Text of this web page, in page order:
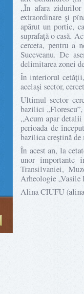
„În afara
extraordinare şi
apărut un portic,
suprafaţă o casă.
cerceta, pentru a
Suceveanu. De
delimitarea zonei
În interiorul
acelaşi sector,
Ultimul sector
bazilici
„Acum apar detalii
perioada de
bazilica creştină de
În acest an, la
unor
Transilvaniei,
Arheologie „Vasile
Alina CIUFU (